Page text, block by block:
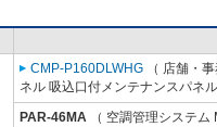
CMP-P160DLWHG （ 店舗・
ネル 吸込口付メンテナンスパネ
PAR-46MA （ 空調管理システム